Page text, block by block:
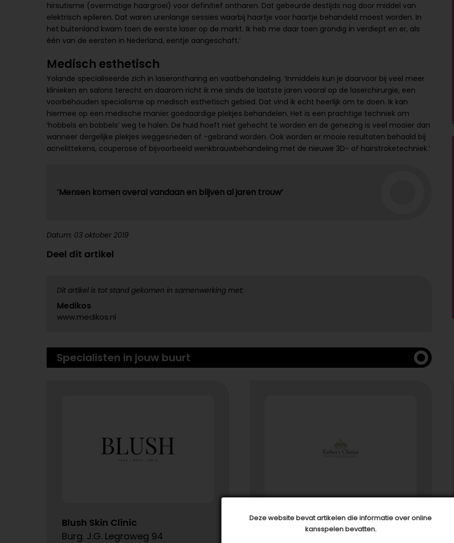
Deze website bevat artikelen die informatie over online
kansspelen bevatten.
hirsutisme (overmatige haargroei) voor definitief ontharen. Dat gebeurde destijds nog door middel van
elektrisch epileren. Dat waren urenlange sessies waarbij haartje voor haartje behandeld moest worden. In
het buitenland kwam toen de eerste laser op de markt. Ik heb me daar toen grondig in verdiept en er, als
één van de eersten in Nederland, eentje aangeschaft.’
Medisch esthetisch
Yolande specialiseerde zich in laserontharing en vaatbehandeling. ‘Inmiddels kun je daarvoor bij veel meer
klinieken en salons terecht en daarom richt ik me sinds de laatste jaren vooral op de laserchirurgie, een
voorbehouden specialisme op medisch esthetisch gebied. Dat vind ik echt heerlijk om te doen. Ik kan
hiermee op een medische manier goedaardige plekjes behandelen. Het is een prachtige techniek om
‘hobbels en bobbels’ weg te halen. De huid hoeft niet gehecht te worden en de genezing is veel mooier dan
wanneer dergelijke plekjes weggesneden of -gebrand worden. Ook worden er mooie resultaten behaald bij
acnelittekens, couperose of bijvoorbeeld wenkbrauwbehandeling met de nieuwe 3D- of hairstroketechniek.’
‘Mensen komen overal vandaan en blijven al jaren trouw’
Datum: 03 oktober 2019
Deel dit artikel
Dit artikel is tot stand gekomen in samenwerking met:
Medikos
www.medikos.nl
Specialisten in jouw buurt
Blush Skin Clinic
Burg. J.G. Legroweg 94
Anti Ageing & Skin Lounge Esthe